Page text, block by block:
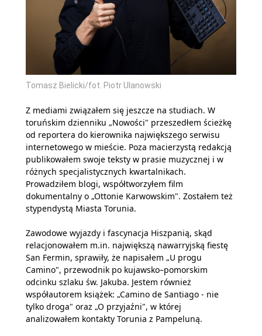
Tomasz Bielicki/fot. Piotr Ulanowski
Z mediami związałem się jeszcze na studiach. W
toruńskim dzienniku „Nowości" przeszedłem ścieżkę
od reportera do kierownika największego serwisu
internetowego w mieście. Poza macierzystą redakcją
publikowałem swoje teksty w prasie muzycznej i w
różnych specjalistycznych kwartalnikach.
Prowadziłem blogi, współtworzyłem film
dokumentalny o „Ottonie Karwowskim". Zostałem też
stypendystą Miasta Torunia.
Zawodowe wyjazdy i fascynacja Hiszpanią, skąd
relacjonowałem m.in. największą nawarryjską fiestę
San Fermin, sprawiły, że napisałem „U progu
Camino", przewodnik po kujawsko–pomorskim
odcinku szlaku św. Jakuba. Jestem również
współautorem książek: „Camino de Santiago - nie
tylko droga" oraz „O przyjaźni", w której
analizowałem kontakty Torunia z Pampeluną.